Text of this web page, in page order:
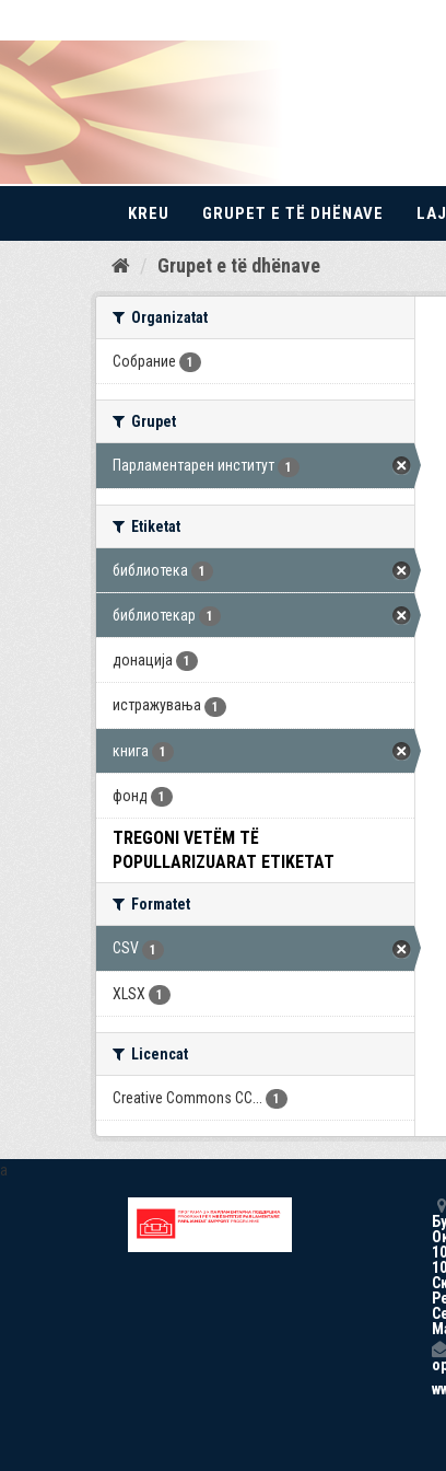
Kalo
KREU GRUPET E TË DHËNAVE
Grupet e të dhënave
Organizatat
Собрание 1
Grupet
Парламентарен институт 1
Etiketat
библиотека 1
библиотекар 1
донација 1
истражувања 1
книга 1
фонд 1
TREGONI VETËM TË
POPULLARIZUARAT ETIKETAT
Formatet
CSV 1
XLSX 1
Licencat
Creative Commons CC... 1
a
10